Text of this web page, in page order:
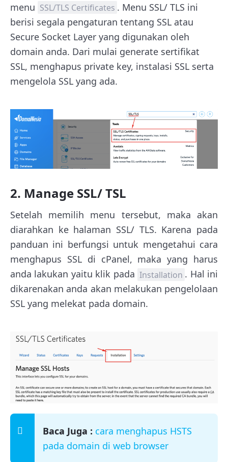
menu SSL/TLS Certificates . Menu SSL/ TLS ini
berisi segala pengaturan tentang SSL atau
Secure Socket Layer yang digunakan oleh
domain anda. Dari mulai generate sertifikat
SSL, menghapus private key, instalasi SSL serta
mengelola SSL yang ada.
2. Manage SSL/ TSL
Setelah memilih menu tersebut, maka akan
diarahkan ke halaman SSL/ TLS. Karena pada
panduan ini berfungsi untuk mengetahui cara
menghapus SSL di cPanel, maka yang harus
anda lakukan yaitu klik pada Installation . Hal ini
dikarenakan anda akan melakukan pengelolaan
SSL yang melekat pada domain.
Baca Juga : cara menghapus HSTS
pada domain di web browser